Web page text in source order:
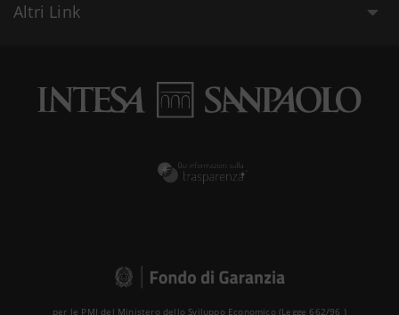
Altri Link
per le PMI del Ministero dello Sviluppo Economico (Legge 662/96 )